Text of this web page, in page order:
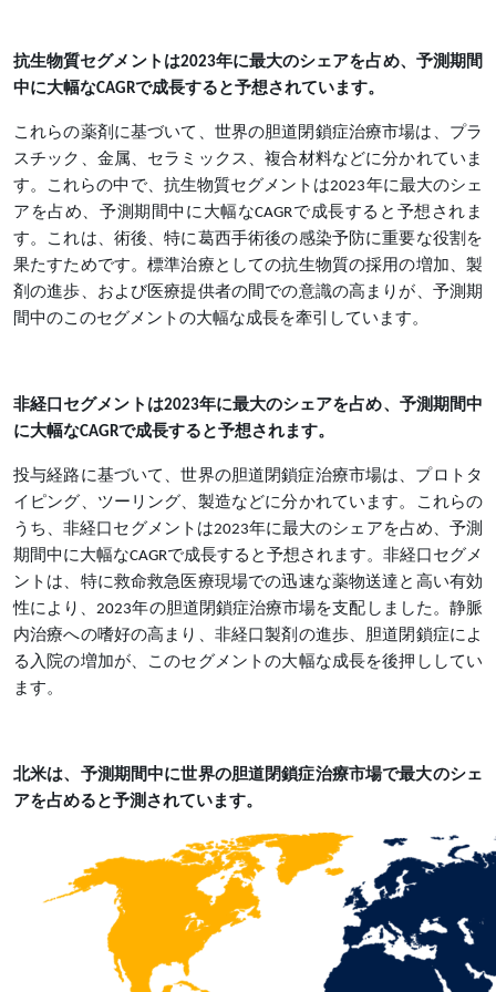
抗生物質セグメントは2023年に最大のシェアを占め、予測期間
中に大幅なCAGRで成長すると予想されています。
これらの薬剤に基づいて、世界の胆道閉鎖症治療市場は、プラ
スチック、金属、セラミックス、複合材料などに分かれていま
す。これらの中で、抗生物質セグメントは2023年に最大のシェ
アを占め、予測期間中に大幅なCAGRで成長すると予想されま
す。これは、術後、特に葛西手術後の感染予防に重要な役割を
果たすためです。標準治療としての抗生物質の採用の増加、製
剤の進歩、および医療提供者の間での意識の高まりが、予測期
間中のこのセグメントの大幅な成長を牽引しています。
非経口セグメントは2023年に最大のシェアを占め、予測期間中
に大幅なCAGRで成長すると予想されます。
投与経路に基づいて、世界の胆道閉鎖症治療市場は、プロトタ
イピング、ツーリング、製造などに分かれています。これらの
うち、非経口セグメントは2023年に最大のシェアを占め、予測
期間中に大幅なCAGRで成長すると予想されます。非経口セグメ
ントは、特に救命救急医療現場での迅速な薬物送達と高い有効
性により、2023年の胆道閉鎖症治療市場を支配しました。静脈
内治療への嗜好の高まり、非経口製剤の進歩、胆道閉鎖症によ
る入院の増加が、このセグメントの大幅な成長を後押ししてい
ます。
北米は、予測期間中に世界の胆道閉鎖症治療市場で最大のシェ
アを占めると予測されています。